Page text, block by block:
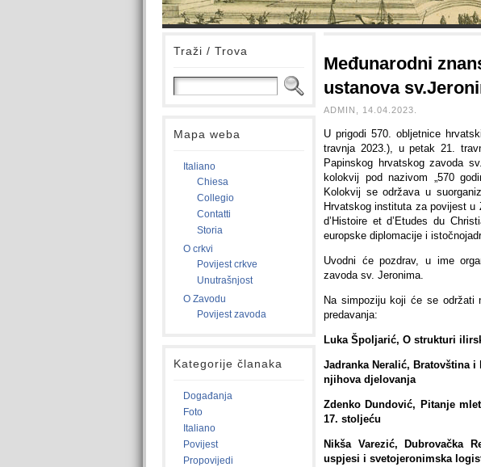
Traži / Trova
Mapa weba
Italiano
Chiesa
Collegio
Contatti
Storia
O crkvi
Povijest crkve
Unutrašnjost
O Zavodu
Povijest zavoda
Kategorije članaka
Događanja
Foto
Italiano
Povijest
Propovijedi
Međunarodni
ustanova
ADMIN, 14.04.2023.
U prigodi 570. obljetnice
travnja 2023.), u petak 21.
Papinskog hrvatskog zavoda
kolokvij pod nazivom „570
Kolokvij se održava u
Hrvatskog instituta za povijest u
d’Histoire et d’Etudes du
europske diplomacije i
Uvodni će pozdrav, u ime
zavoda sv. Jeronima.
Na simpoziju koji će se održati
predavanja:
Luka Špoljarić, O strukturi
Jadranka Neralić, Bratovština
njihova djelovanja
Zdenko Dundović, Pitanje
17. stoljeću
Nikša Varezić, Dubrovačka
uspjesi i svetojeronimska